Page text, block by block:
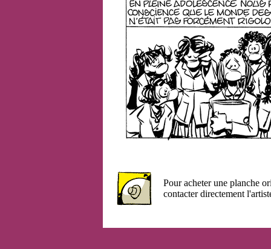
Pour acheter une planche
contacter directement